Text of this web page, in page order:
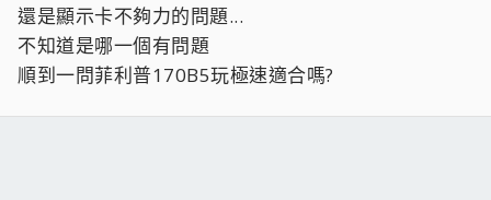
還是顯示卡不夠力的問題...
不知道是哪一個有問題
順到一問菲利普170B5玩極速適合嗎?